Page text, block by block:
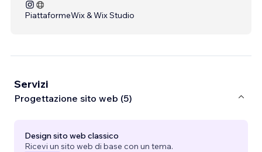
PiattaformeWix & Wix Studio
Servizi
Progettazione sito web (5)
Design sito web classico
Ricevi un sito web di base con un tema.